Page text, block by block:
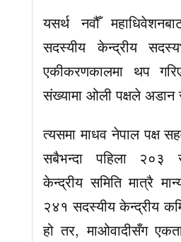
यसर्थ नवौँ
सदस्यीय केन्द्रीय
एकीकरणकालमा थप
संख्यामा ओली पक्षले अडान
त्यसमा माधव नेपाल पक्ष
सबैभन्दा पहिला २०३
केन्द्रीय समिति मात्रै
२४१ सदस्यीय केन्द्रीय
हो तर, माओवादीसँग